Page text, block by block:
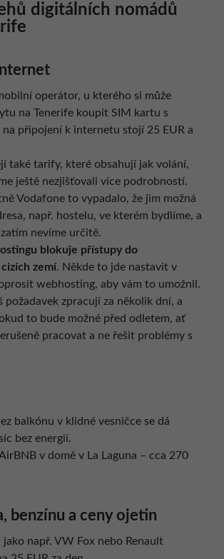
digitálních nomádů
operátor, u kterého si může
na Tenerife koupit SIM kartu s
připojení k internetu stojí 25 EUR a
také tarify, které obsahují jak volání,
ještě nezjišťovali více podrobností.
Vodafone to vypadalo, že jim možná
např. hostelu, ve kterém bydlíme, a
nevíme určitě.
blokuje přístupy do
zemí. Někde to jde nastavit v
webhosting, aby vám to umožnil.
požadavek zpracují za několik dní, a
to bude možné před odletem, ať
pracovat a ne řešit problémy s
balkónu v klidné vesničce se dá
bez energií.
v domě v La Laguna – cca 270
benzínu a ceny ojetin
jako např. VW Fox nebo Renault